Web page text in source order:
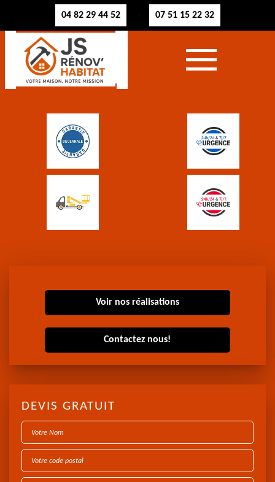
04 82 29 44 52 - 07 51 15 22 32
Voir nos réalisations
Contactez nous!
DEVIS GRATUIT